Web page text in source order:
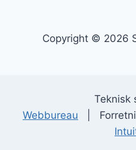
Copyright © 2026
Teknisk
Webbureau |